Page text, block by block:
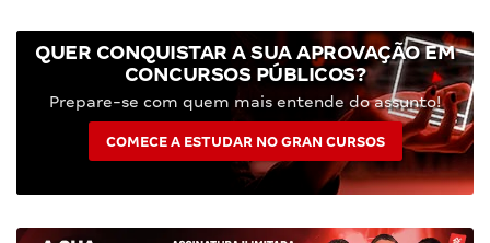
QUER CONQUISTAR A SUA APROVAÇÃO EM
CONCURSOS PÚBLICOS?
Prepare-se com quem mais entende do assunto!
COMECE A ESTUDAR NO GRAN CURSOS